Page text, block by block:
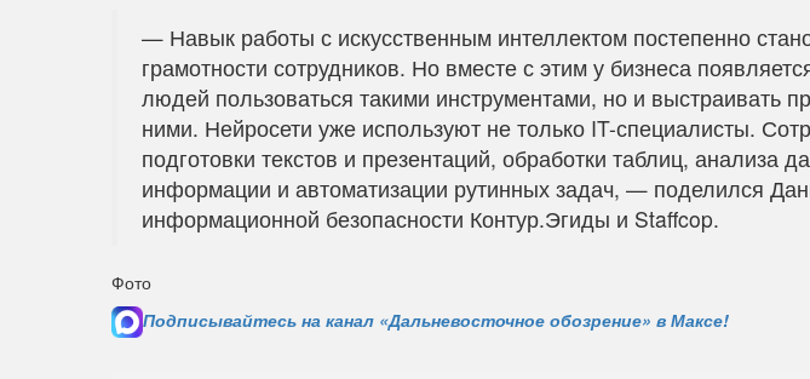
— Навык работы с искусственным интеллектом постепенно
грамотности сотрудников. Но вместе с этим у бизнеса
людей пользоваться такими инструментами, но и выстраивать
ними. Нейросети уже используют не только IT-специалисты.
подготовки текстов и презентаций, обработки таблиц, анализа
информации и автоматизации рутинных задач, — поделился
информационной безопасности Контур.Эгиды и Staffcop.
Фото
Подписывайтесь на канал «Дальневосточное обозрение» в Максе!